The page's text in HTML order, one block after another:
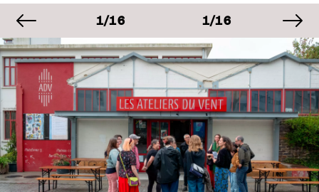
image précédente
IMAGE
1/16 IMAGE
1/16 1/
IMAGE
1/16 IMAGE
1/16 1/